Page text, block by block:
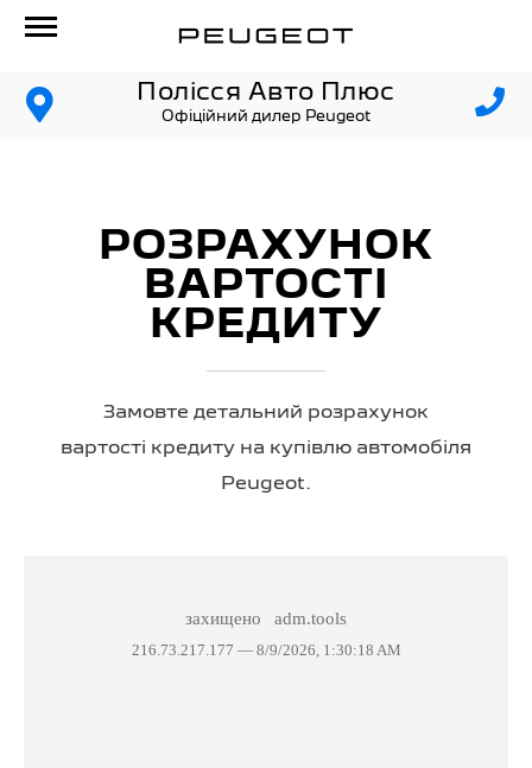
Полісся Авто Плюс
Офіційний дилер Peugeot
РОЗРАХУНОК
ВАРТОСТІ
КРЕДИТУ
Замовте детальний розрахунок
вартості кредиту на купівлю автомобіля
Peugeot.